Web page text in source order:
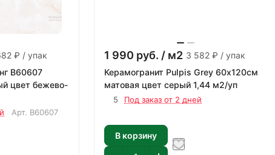
₽ / упак
В60607
цвет бежево-
Арт. В60607
1 990 руб. / м2 3 582 ₽ / упак
Керамогранит Pulpis Grey 60х120см
матовая цвет серый 1,44 м2/уп
5 Под заказ от 2 дней
В корзину